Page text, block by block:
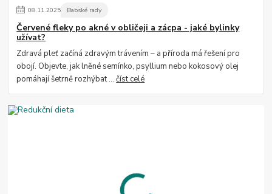
08.11.2025 Babské rady
Červené fleky po akné v obličeji a zácpa - jaké bylinky
užívat?
Zdravá pleť začíná zdravým trávením – a příroda má řešení pro
obojí. Objevte, jak lněné semínko, psyllium nebo kokosový olej
pomáhají šetrně rozhýbat ...číst celé